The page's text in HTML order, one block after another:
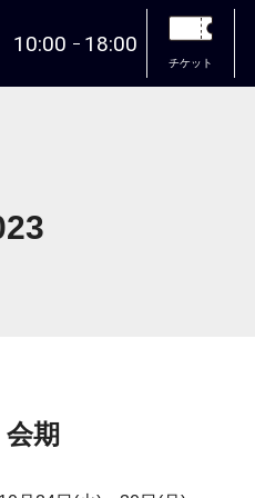
10:00 18:00
チケット
会期